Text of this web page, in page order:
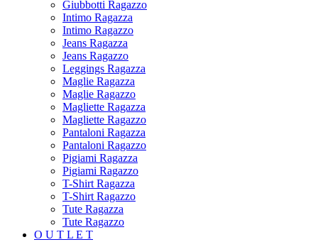
Giubbotti Ragazzo
Intimo Ragazza
Intimo Ragazzo
Jeans Ragazza
Jeans Ragazzo
Leggings Ragazza
Maglie Ragazza
Maglie Ragazzo
Magliette Ragazza
Magliette Ragazzo
Pantaloni Ragazza
Pantaloni Ragazzo
Pigiami Ragazza
Pigiami Ragazzo
T-Shirt Ragazza
T-Shirt Ragazzo
Tute Ragazza
Tute Ragazzo
O U T L E T